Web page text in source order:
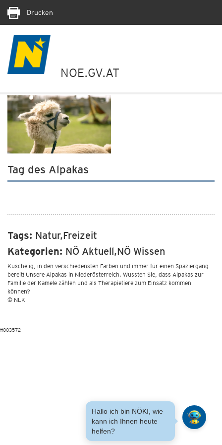
Drucken
NOE.GV.AT
Tag des Alpakas
Tags: Natur,Freizeit
Kategorien: NÖ Aktuell,NÖ Wissen
Kuschelig, in den verschiedensten Farben und immer für einen Spaziergang
bereit! Unsere Alpakas in Niederösterreich. Wussten Sie, dass Alpakas zur
Familie der Kamele zählen und als Therapietiere zum Einsatz kommen
können?
© NLK
Hallo ich bin NÖKI, wie
kann ich Ihnen heute
helfen?
#003572